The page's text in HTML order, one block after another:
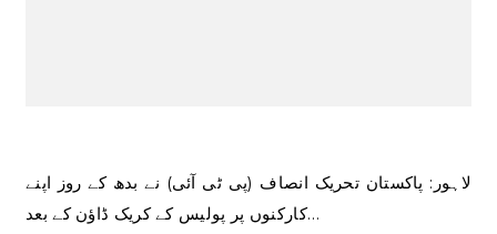
لاہور: پاکستان تحریک انصاف (پی ٹی آئی) نے بدھ کے روز اپنے
کارکنوں پر پولیس کے کریک ڈاؤن کے بعد…